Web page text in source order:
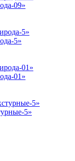
09»
5»
01»
5»